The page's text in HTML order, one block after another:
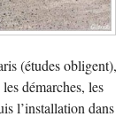
(études obligent),
démarches, les
l’installation dans